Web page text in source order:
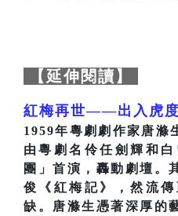
【延伸閱讀】
紅梅再世——出入虎
1959年粵劇劇作家唐滌
由粵劇名伶任劍輝和
團」首演，轟動劇壇。
俊《紅梅記》，然流
缺。唐滌生憑著深厚的